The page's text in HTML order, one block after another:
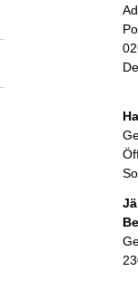
a
l
t